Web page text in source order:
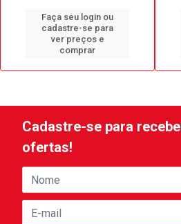
Faça seu login ou
cadastre-se para
ver preços e
comprar
Cadastre-se para
ofertas!